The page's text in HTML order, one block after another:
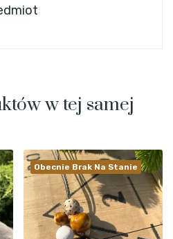
w tej samej
Obecnie Brak Na Stanie